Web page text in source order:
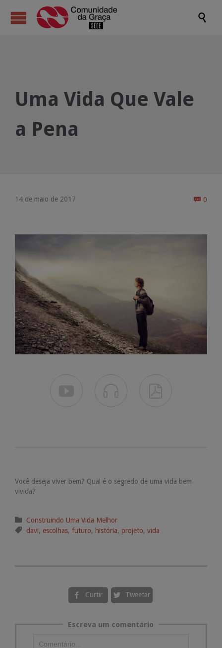

Uma Vida Que Vale
a Pena
14 de maio de 2017  0
Você deseja viver bem? Qual é o segredo de uma vida bem
vivida?
 Categoria
Construindo Uma Vida Melhor
 Tags
davi, escolhas, futuro, história, projeto, vida
 Curtir  Tweetar
Escreva um comentário